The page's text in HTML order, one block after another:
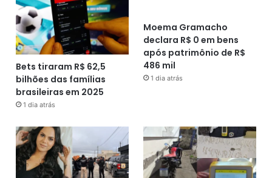
Bets tiraram R$ 62,5
bilhões das famílias
brasileiras em 2025
1 dia atrás
Moema Gramacho
declara R$ 0 em bens
após patrimônio de R$
486 mil
1 dia atrás